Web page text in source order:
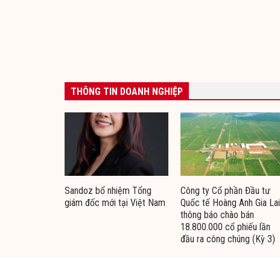
THÔNG TIN DOANH NGHIỆP
Sandoz bổ nhiệm Tổng
giám đốc mới tại Việt Nam
Công ty Cổ phần Đầu tư
Quốc tế Hoàng Anh Gia Lai
thông báo chào bán
18.800.000 cổ phiếu lần
đầu ra công chúng (Kỳ 3)